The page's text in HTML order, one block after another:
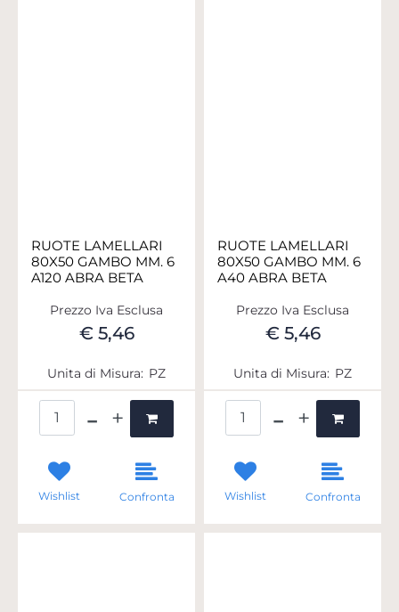
RUOTE LAMELLARI
80X50 GAMBO MM. 6
A120 ABRA BETA
Prezzo Iva Esclusa
€ 5,46
Unita di Misura: PZ
Wishlist Confronta
RUOTE LAMELLARI
80X50 GAMBO MM. 6
A40 ABRA BETA
Prezzo Iva Esclusa
€ 5,46
Unita di Misura: PZ
Wishlist Confronta